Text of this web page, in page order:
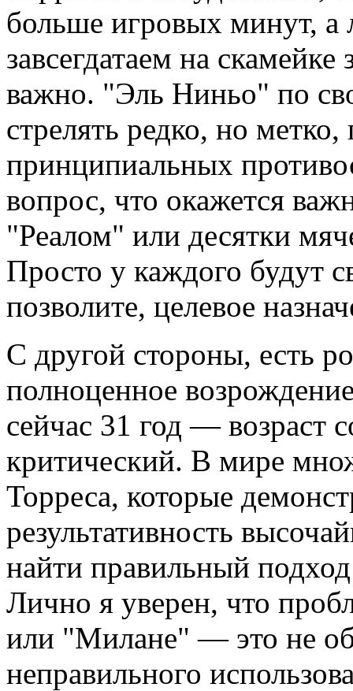
больше игровых минут, а
завсегдатаем на
важно. "Эль Ниньо" по
стрелять редко, но
принципиальных
вопрос, что окажется
"Реалом" или десятки
Просто у каждого будут
позволите, целевое
С другой стороны, есть
полноценное
сейчас 31 год — возраст
критический. В мире
Торреса, которые
результативность
найти правильный
Лично я уверен, что
или "Милане" — это не
неправильного